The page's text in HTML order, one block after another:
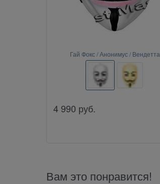
Гай Фокс / Анонимус / Вендетта
4 990 руб.
Вам это понравится!